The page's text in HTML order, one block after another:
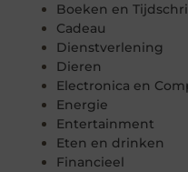
Boeken en
Cadeau
Dienstverlening
Dieren
Electronica en
Energie
Entertainment
Eten en drinken
Financieel